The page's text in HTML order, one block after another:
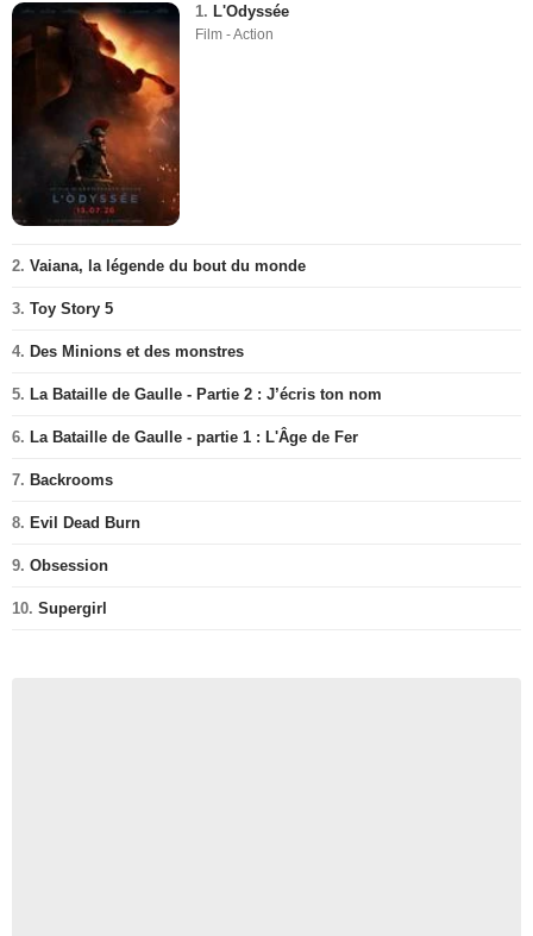
1. L'Odyssée
Film - Action
2. Vaiana, la légende du bout du monde
3. Toy Story 5
4. Des Minions et des monstres
5. La Bataille de Gaulle - Partie 2 : J’écris ton nom
6. La Bataille de Gaulle - partie 1 : L'Âge de Fer
7. Backrooms
8. Evil Dead Burn
9. Obsession
10. Supergirl